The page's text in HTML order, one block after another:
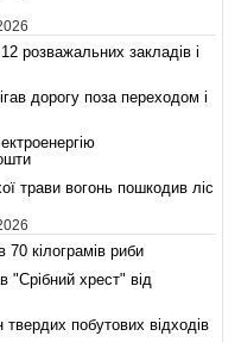
розважальних закладів і
дорогу поза переходом і
трави вогонь пошкодив ліс
кілограмів риби
"Срібний хрест" від
твердих побутових відходів